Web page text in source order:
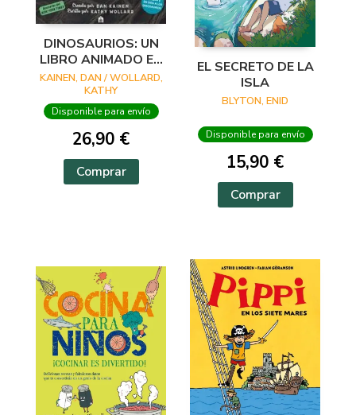
DINOSAURIOS: UN
LIBRO ANIMADO EN
PHOTICULAR
KAINEN, DAN / WOLLARD,
KATHY
Disponible para envío
26,90 €
Comprar
EL SECRETO DE LA
ISLA
BLYTON, ENID
Disponible para envío
15,90 €
Comprar